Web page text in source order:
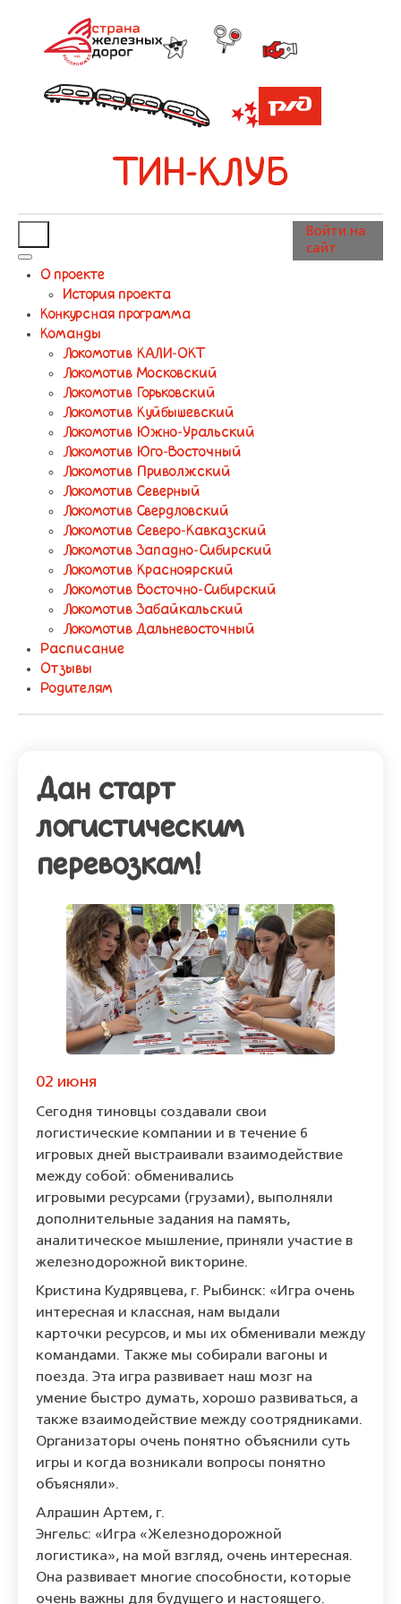
ТИН-КЛУБ
О проекте
История проекта
Конкурсная программа
Команды
Локомотив КАЛИ-ОКТ
Локомотив Московский
Локомотив Горьковский
Локомотив Куйбышевский
Локомотив Южно-Уральский
Локомотив Юго-Восточный
Локомотив Приволжский
Локомотив Северный
Локомотив Свердловский
Локомотив Северо-Кавказский
Локомотив Западно-Сибирский
Локомотив Красноярский
Локомотив Восточно-Сибирский
Локомотив Забайкальский
Локомотив Дальневосточный
Расписание
Отзывы
Родителям
Войти на
сайт
Дан старт
логистическим
перевозкам!
02 июня
Сегодня тиновцы создавали свои
логистические компании и в течение 6
игровых дней выстраивали взаимодействие
между собой: обменивались
игровыми ресурсами (грузами), выполняли
дополнительные задания на память,
аналитическое мышление, приняли участие в
железнодорожной викторине.
Кристина Кудрявцева, г. Рыбинск: «Игра очень
интересная и классная, нам выдали
карточки ресурсов, и мы их обменивали между
командами. Также мы собирали вагоны и
поезда. Эта игра развивает наш мозг на
умение быстро думать, хорошо развиваться, а
также взаимодействие между соотрядниками.
Организаторы очень понятно объяснили суть
игры и когда возникали вопросы понятно
объясняли».
Алрашин Артем, г.
Энгельс: «Игра «Железнодорожной
логистика», на мой взгляд, очень интересная.
Она развивает многие способности, которые
очень важны для будущего и настоящего.